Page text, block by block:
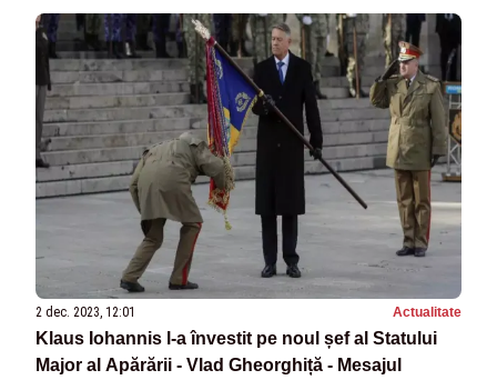
2 dec. 2023, 12:01 Actualitate
Klaus Iohannis l-a învestit pe noul șef al Statului
Major al Apărării - Vlad Gheorghiță - Mesajul